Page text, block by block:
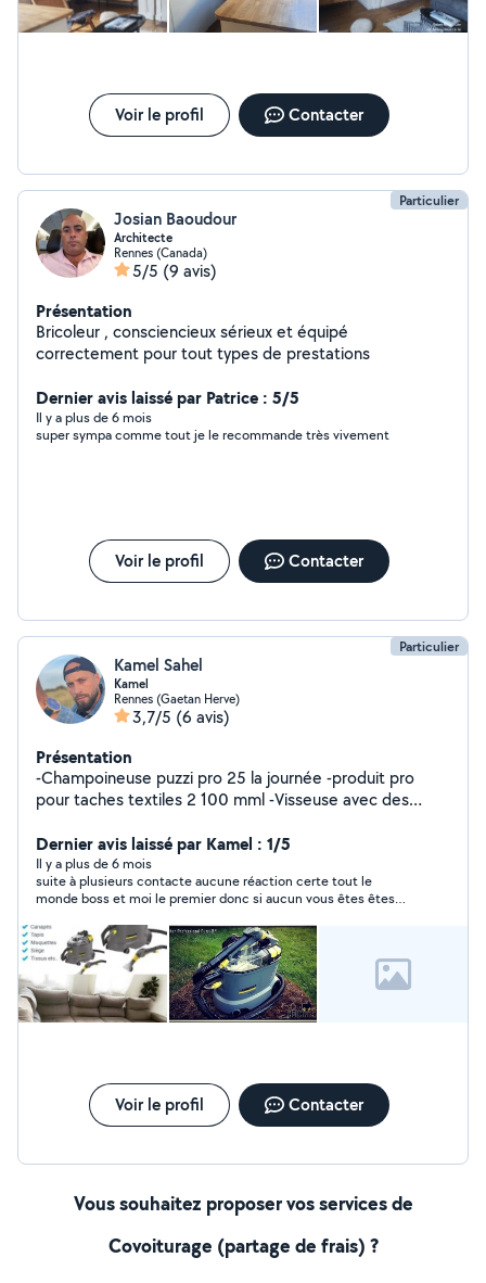
Voir le profil Contacter
Particulier
Josian Baoudour
Architecte
Rennes (Canada)
5/5 (9 avis)
Présentation
Bricoleur , consciencieux sérieux et équipé
correctement pour tout types de prestations
Dernier avis laissé par Patrice : 5/5
Il y a plus de 6 mois
super sympa comme tout je le recommande très vivement
Voir le profil Contacter
Particulier
Kamel Sahel
Kamel
Rennes (Gaetan Herve)
3,7/5 (6 avis)
Présentation
-Champoineuse puzzi pro 25 la journée -produit pro
pour taches textiles 2 100 mml -Visseuse avec des
Sc3 karcher 15 la journée Possibilité livraison à domicile
avec supplément Possibilité de faire le nettoyage moi
même également
Dernier avis laissé par Kamel : 1/5
Il y a plus de 6 mois
suite à plusieurs contacte aucune réaction certe tout le
monde boss et moi le premier donc si aucun vous êtes êtes
Voir le profil Contacter
Vous souhaitez proposer vos services de
Covoiturage (partage de frais) ?